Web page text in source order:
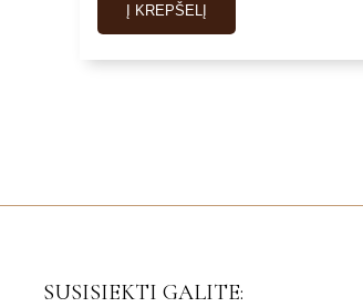
Į KREPŠELĮ
SUSISIEKTI GALITE: